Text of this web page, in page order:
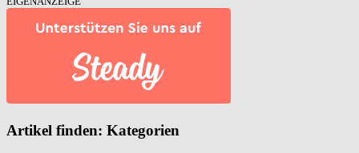
Artikel finden: Kategorien